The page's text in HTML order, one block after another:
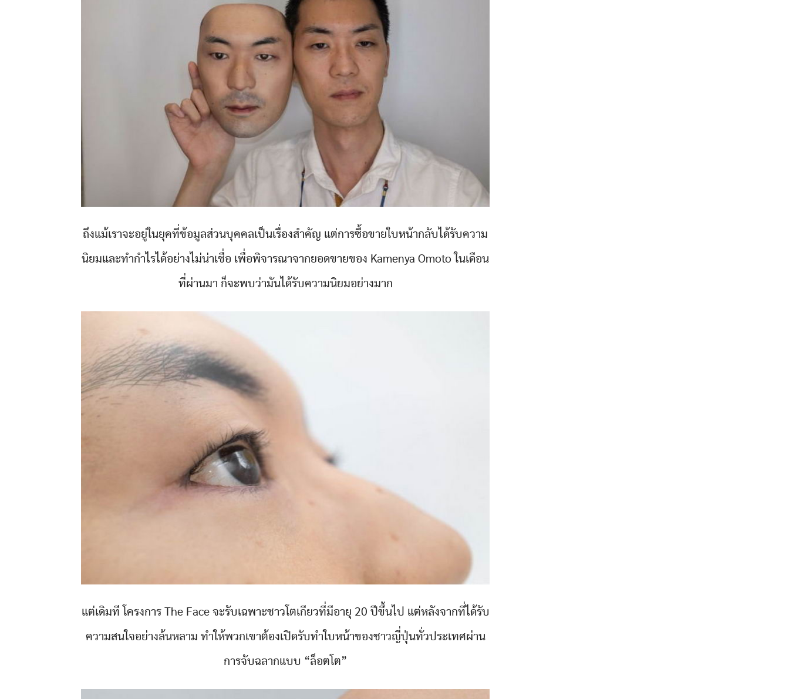
ถึงแม้เราจะอยู่ในยุคที่ข้อมูลส่วนบุคคลเป็นเรื่องสำคัญ แต่การซื้อขายใบหน้ากลับได้รับความ
นิยมและทำกำไรได้อย่างไม่น่าเชื่อ เพื่อพิจารณาจากยอดขายของ Kamenya Omoto ในเดือน
ที่ผ่านมา ก็จะพบว่ามันได้รับความนิยมอย่างมาก
แต่เดิมที โครงการ The Face จะรับเฉพาะชาวโตเกียวที่มีอายุ 20 ปีขึ้นไป แต่หลังจากที่ได้รับ
ความสนใจอย่างล้นหลาม ทำให้พวกเขาต้องเปิดรับทำใบหน้าของชาวญี่ปุ่นทั่วประเทศผ่าน
การจับฉลากแบบ “ล็อตโต”